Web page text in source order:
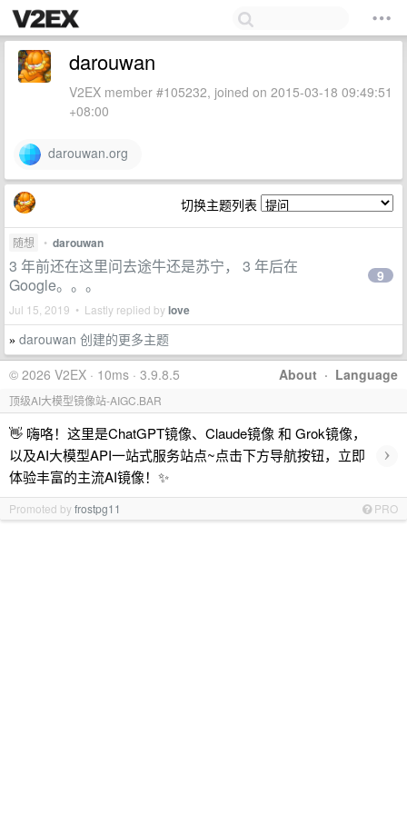
darouwan
V2EX member #105232, joined on 2015-03-18 09:49:51
+08:00
darouwan.org
切换主题列表
随想 • darouwan
3 年前还在这里问去途牛还是苏宁， 3 年后在
Google。。。
Jul 15, 2019 • Lastly replied bylove
9
» darouwan 创建的更多主题
About · Language
© 2026 V2EX · 10ms · 3.9.8.5
顶级AI大模型镜像站-AIGC.BAR
👋 嗨咯！这里是ChatGPT镜像、Claude镜像 和 Grok镜像，
以及AI大模型API一站式服务站点~点击下方导航按钮，立即
体验丰富的主流AI镜像！✨
›
Promoted byfrostpg11 PRO